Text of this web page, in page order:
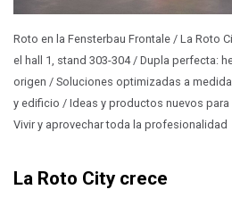
Roto en la Fensterbau Frontale / La Roto
el hall 1, stand 303-304 / Dupla perfecta:
origen / Soluciones optimizadas a
y edificio / Ideas y productos nuevos
Vivir y aprovechar toda la profesionalidad
La Roto City crece